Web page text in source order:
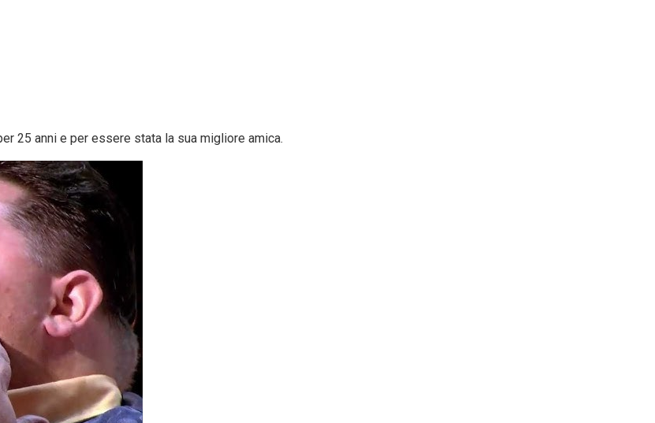
25 anni e per essere stata la sua migliore amica.